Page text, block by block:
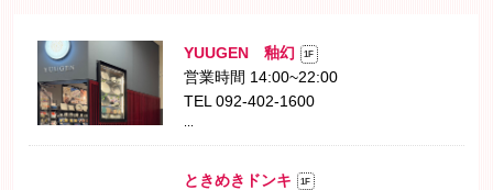
YUUGEN 釉幻 1F
営業時間 14:00~22:00
TEL 092-402-1600
ときめきドンキ 1F